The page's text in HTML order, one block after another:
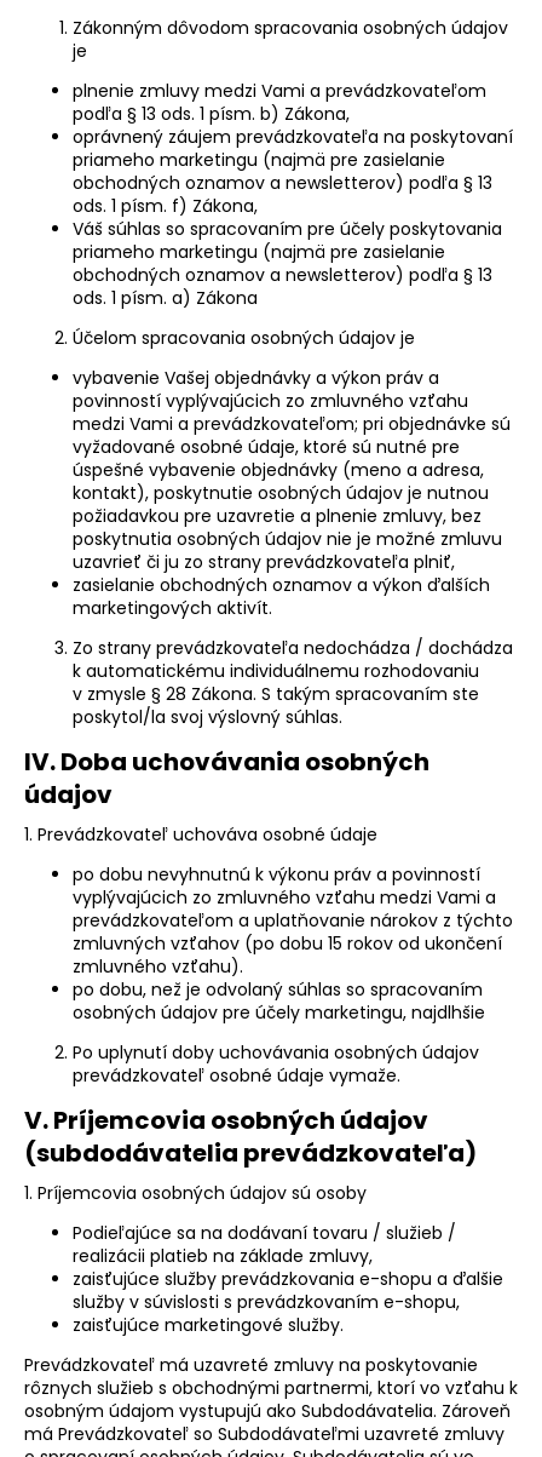
Zákonným dôvodom spracovania osobných údajov
je
plnenie zmluvy medzi Vami a prevádzkovateľom
podľa § 13 ods. 1 písm. b) Zákona,
oprávnený záujem prevádzkovateľa na poskytovaní
priameho marketingu (najmä pre zasielanie
obchodných oznamov a newsletterov) podľa § 13
ods. 1 písm. f) Zákona,
Váš súhlas so spracovaním pre účely poskytovania
priameho marketingu (najmä pre zasielanie
obchodných oznamov a newsletterov) podľa § 13
ods. 1 písm. a) Zákona
Účelom spracovania osobných údajov je
vybavenie Vašej objednávky a výkon práv a
povinností vyplývajúcich zo zmluvného vzťahu
medzi Vami a prevádzkovateľom; pri objednávke sú
vyžadované osobné údaje, ktoré sú nutné pre
úspešné vybavenie objednávky (meno a adresa,
kontakt), poskytnutie osobných údajov je nutnou
požiadavkou pre uzavretie a plnenie zmluvy, bez
poskytnutia osobných údajov nie je možné zmluvu
uzavrieť či ju zo strany prevádzkovateľa plniť,
zasielanie obchodných oznamov a výkon ďalších
marketingových aktivít.
Zo strany prevádzkovateľa nedochádza / dochádza
k automatickému individuálnemu rozhodovaniu
v zmysle § 28 Zákona. S takým spracovaním ste
poskytol/la svoj výslovný súhlas.
IV. Doba uchovávania osobných
údajov
1. Prevádzkovateľ uchováva osobné údaje
po dobu nevyhnutnú k výkonu práv a povinností
vyplývajúcich zo zmluvného vzťahu medzi Vami a
prevádzkovateľom a uplatňovanie nárokov z týchto
zmluvných vzťahov (po dobu 15 rokov od ukončení
zmluvného vzťahu).
po dobu, než je odvolaný súhlas so spracovaním
osobných údajov pre účely marketingu, najdlhšie
Po uplynutí doby uchovávania osobných údajov
prevádzkovateľ osobné údaje vymaže.
V. Príjemcovia osobných údajov
(subdodávatelia prevádzkovateľa)
1. Príjemcovia osobných údajov sú osoby
Podieľajúce sa na dodávaní tovaru / služieb /
realizácii platieb na základe zmluvy,
zaisťujúce služby prevádzkovania e-shopu a ďalšie
služby v súvislosti s prevádzkovaním e-shopu,
zaisťujúce marketingové služby.
Prevádzkovateľ má uzavreté zmluvy na poskytovanie
rôznych služieb s obchodnými partnermi, ktorí vo vzťahu k
osobným údajom vystupujú ako Subdodávatelia. Zároveň
má Prevádzkovateľ so Subdodávateľmi uzavreté zmluvy